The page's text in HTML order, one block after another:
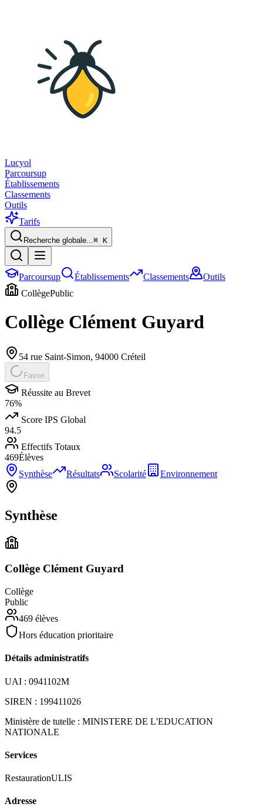
Lucyol
Parcoursup
Établissements
Classements
Outils
Tarifs
Recherche globale...⌘ K
Parcoursup Établissements Classements
Outils
CollègePublic
Collège Clément Guyard
54 rue Saint-Simon, 94000 Créteil
Favori
Réussite au Brevet
76%
Score IPS Global
94.5
Effectifs Totaux
469Élèves
Synthèse
Résultats Scolarité Environnement
Synthèse
Collège Clément Guyard
Collège
Public
469 élèves
Hors éducation prioritaire
Détails administratifs
UAI : 0941102M
SIREN : 199411026
Ministère de tutelle : MINISTERE DE L'EDUCATION
NATIONALE
Services
RestaurationULIS
Adresse